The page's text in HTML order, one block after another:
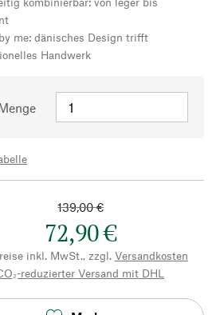
me: dänisches Design trifft
Handwerk
139,00 €
72,90 €
inkl. MwSt., zzgl. Versandkosten
reduzierter Versand mit DHL